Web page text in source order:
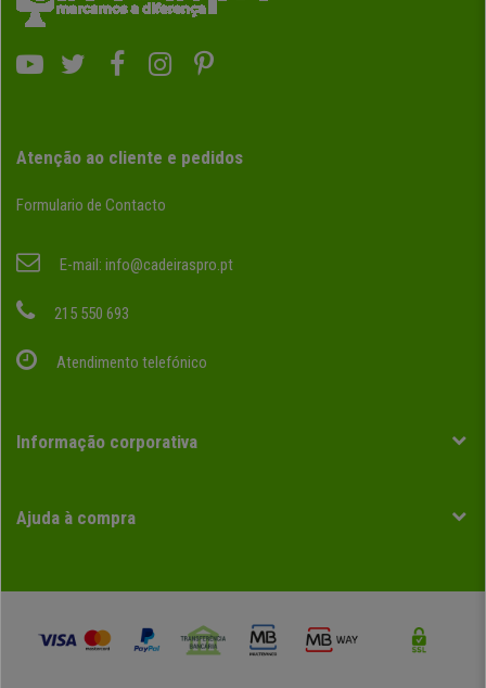
Atenção ao cliente e pedidos
Formulario de Contacto
E-mail: info@cadeiraspro.pt
215 550 693
Atendimento telefónico
Informação corporativa
Ajuda à compra